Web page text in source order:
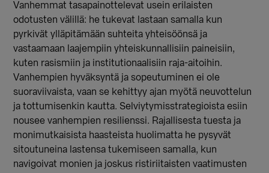
Vanhemmat tasapainottelevat usein erilaisten
odotusten välillä: he tukevat lastaan samalla kun
pyrkivät ylläpitämään suhteita yhteisöönsä ja
vastaamaan laajempiin yhteiskunnallisiin paineisiin,
kuten rasismiin ja institutionaalisiin raja-aitoihin.
Vanhempien hyväksyntä ja sopeutuminen ei ole
suoraviivaista, vaan se kehittyy ajan myötä neuvottelun
ja tottumisenkin kautta. Selviytymisstrategioista esiin
nousee vanhempien resilienssi. Rajallisesta tuesta ja
monimutkaisista haasteista huolimatta he pysyvät
sitoutuneina lastensa tukemiseen samalla, kun
navigoivat monien ja joskus ristiriitaisten vaatimusten